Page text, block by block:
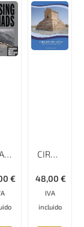
CHASING NOMADS
€
CIRO, REY DE ANSAN – ORIGEN Y FORMACIÓN DEL IMPERIO PERSA
€
48,00
IVA
incluido